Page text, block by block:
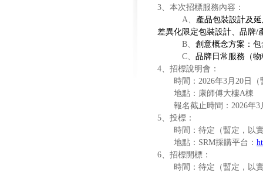
3、本次招標服務內容：
A、 產品包裝設計及
差異化限定包裝設計、品牌/
B、 創意概念方案：
C、 品牌日常服務（
4、招標說明會：
時間： 2026年3月 20 日
地點：康師傅大樓A棟
報名截止時間： 2026年3
5、投標：
時間：待定（暫定，以
地點： SRM採購平台：
6、招標開標：
時間：待定（暫定，以